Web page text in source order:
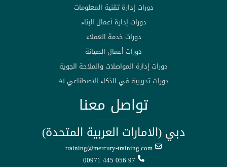
دورات إدارة تقنية المعلومات
دورات إدارة أعمال البناء
دورات خدمة العملاء
دورات أعمال الصيانة
دورات إدارة المواصلات والملاحة الجوية
دورات تدريبية في الذكاء الاصطناعي AI
تواصل معنا
دبي (الامارات العربية المتحدة)
training@mercury-training.com
00971 445 056 97